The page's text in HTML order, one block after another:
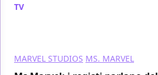
TV
MARVEL STUDIOS MS. MARVEL